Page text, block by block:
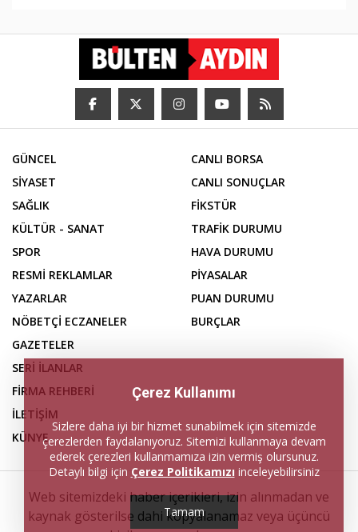
GÜNCEL
SİYASET
SAĞLIK
KÜLTÜR - SANAT
SPOR
RESMİ REKLAMLAR
YAZARLAR
NÖBETÇİ ECZANELER
CANLI BORSA
CANLI SONUÇLAR
FİKSTÜR
TRAFİK DURUMU
HAVA DURUMU
PİYASALAR
PUAN DURUMU
BURÇLAR
GAZETELER
SERİ İLANLAR
FİRMA REHBERİ
İLETİŞİM
KÜNYE
Web sitemizdeki haber içerikleri, izin alınmadan ve
kaynak gösterilse dahi kopyalanamaz veya üçüncü
Çerez Kullanımı
Sizlere daha iyi bir hizmet sunabilmek için sitemizde
çerezlerden faydalanıyoruz. Sitemizi kullanmaya devam
ederek çerezleri kullanmamıza izin vermiş olursunuz.
Detaylı bilgi için Çerez Politikamızı inceleyebilirsiniz
Tamam